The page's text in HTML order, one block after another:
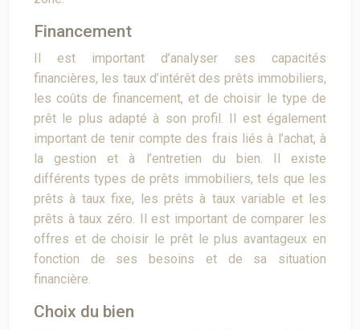
Financement
Il est important d’analyser ses capacités
financières, les taux d’intérêt des prêts immobiliers,
les coûts de financement, et de choisir le type de
prêt le plus adapté à son profil. Il est également
important de tenir compte des frais liés à l’achat, à
la gestion et à l’entretien du bien. Il existe
différents types de prêts immobiliers, tels que les
prêts à taux fixe, les prêts à taux variable et les
prêts à taux zéro. Il est important de comparer les
offres et de choisir le prêt le plus avantageux en
fonction de ses besoins et de sa situation
financière.
Choix du bien